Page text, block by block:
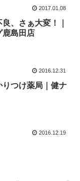
2017.01.08
、さぁ大変！｜
鹿島田店
2016.12.31
つけ薬局｜健ナ
2016.12.19